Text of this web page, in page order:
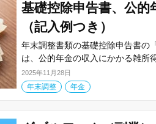
基礎控除申告書、公的
（記入例つき）
年末調整書類の基礎控除申告書の
は、公的年金の収入にかかる雑所
2025年11月28日
年末調整 年金